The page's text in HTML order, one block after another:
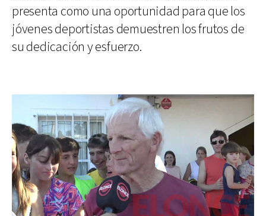
presenta como una oportunidad para que los
jóvenes deportistas demuestren los frutos de
su dedicación y esfuerzo.